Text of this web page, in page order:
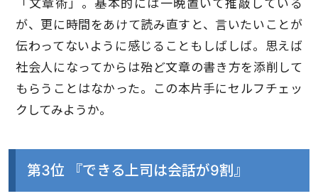
「文章術」。基本的には一晩置いて推敲している
が、更に時間をあけて読み直すと、言いたいことが
伝わってないように感じることもしばしば。思えば
社会人になってからは殆ど文章の書き方を添削して
もらうことはなかった。この本片手にセルフチェッ
クしてみようか。
第3位 『できる上司は会話が9割』